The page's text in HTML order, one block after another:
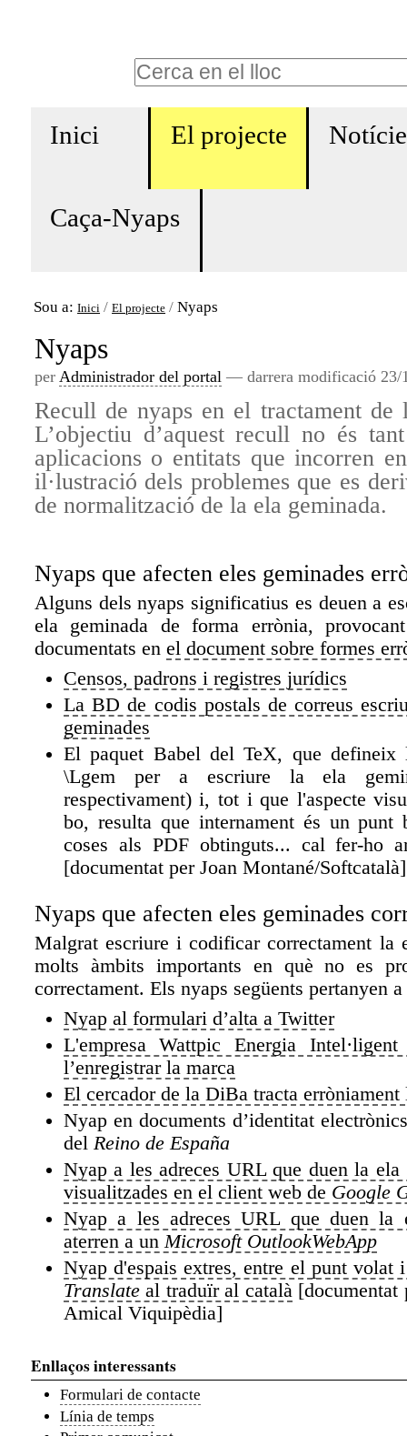
Salta
navegació
avançada…
Navigation
Inici El projecte
Caça-Nyaps
Sou a: Inici /El projecte /Nyaps
Nyaps
per Administrador del portal — darrera modificació23/
Recull de nyaps en el tractament de
L’objectiu d’aquest recull no és
aplicacions o entitats que incorren
il·lustració dels problemes que es
de normalització de la ela geminada.
Nyaps que afecten eles geminades
Alguns dels nyaps significatius es deuen a
ela geminada de forma errònia,
documentats en el document sobre formes
Censos, padrons i registres jurídics
La BD de codis postals de correus
geminades
El paquet Babel del TeX, que defineix
\Lgem per a escriure la ela
respectivament) i, tot i que l'aspecte
bo, resulta que internament és un
coses als PDF obtinguts... cal fer-ho
[documentat per Joan Montané/Softcatalà]
Nyaps que afecten eles geminades
Malgrat escriure i codificar correctament la
molts àmbits importants en què no es
correctament. Els nyaps següents pertanyen
Nyap al formulari d’alta a Twitter
L'empresa Wattpic Energia
l’enregistrar la marca
El cercador de la DiBa tracta erròniament
Nyap en documents d’identitat
del Reino de España
Nyap a les adreces URL que duen la ela
visualitzades en el client web de Google
Nyap a les adreces URL que duen la
aterren a unMicrosoft OutlookWebApp
Nyap d'espais extres, entre el punt
Translateal traduïr al català [documentat
Amical Viquipèdia]
Enllaços interessants
Formulari de contacte
Línia de temps